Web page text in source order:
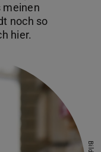
meinen
noch so
hier.